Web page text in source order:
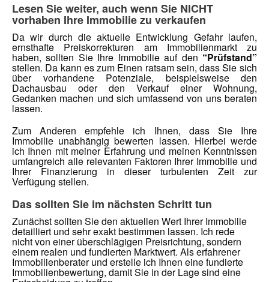
Lesen Sie weiter, auch wenn Sie NICHT
vorhaben Ihre Immobilie zu verkaufen
Da wir durch die aktuelle Entwicklung Gefahr laufen,
ernsthafte Preiskorrekturen am Immobilienmarkt zu
haben, sollten Sie Ihre Immobilie auf den “Prüfstand”
stellen. Da kann es zum Einen ratsam sein, dass Sie sich
über vorhandene Potenziale, beispielsweise den
Dachausbau oder den Verkauf einer Wohnung,
Gedanken machen und sich umfassend von uns beraten
lassen.
Zum Anderen empfehle ich Ihnen, dass Sie Ihre
Immobilie unabhängig bewerten lassen. Hierbei werde
ich Ihnen mit meiner Erfahrung und meinen Kenntnissen
umfangreich alle relevanten Faktoren Ihrer Immobilie und
Ihrer Finanzierung in dieser turbulenten Zeit zur
Verfügung stellen.
Das sollten Sie im nächsten Schritt tun
Zunächst sollten Sie den aktuellen Wert Ihrer Immobilie
detailliert und sehr exakt bestimmen lassen. Ich rede
nicht von einer überschlägigen Preisrichtung, sondern
einem realen und fundierten Marktwert. Als erfahrener
Immobilienberater und erstelle ich Ihnen eine fundierte
Immobilienbewertung, damit Sie in der Lage sind eine